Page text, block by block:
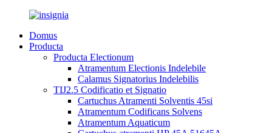
Domus
Producta
Producta Electionum
Atramentum Electionis Indelebile
Calamus Signatorius Indelebilis
TIJ2.5 Codificatio et Signatio
Cartuchus Atramenti Solventis 45si
Atramentum Codificans Solvens
Atramentum Aquaticum